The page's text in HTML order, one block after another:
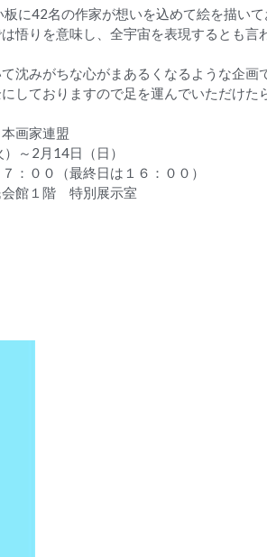
に42名の作家が想いを込めて絵を描いて
悟りを意味し、全宇宙を表現するとも言
沈みがちな心がまあるくなるような企画
しておりますので足を運んでいただけた
画家連盟
～2月14日（日）
～１７：００（最終日は１６
会館１階 特別展示室